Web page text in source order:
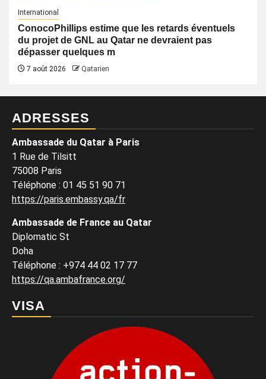
International
ConocoPhillips estime que les retards éventuels
du projet de GNL au Qatar ne devraient pas
dépasser quelques m
7 août 2026 Qatarien
ADRESSES
Ambassade du Qatar à Paris
1 Rue de Tilsitt
75008 Paris
Téléphone : 01 45 51 90 71
https://paris.embassy.qa/fr
Ambassade de France au Qatar
Diplomatic St
Doha
Téléphone : +974 44 02 17 77
https://qa.ambafrance.org/
VISA